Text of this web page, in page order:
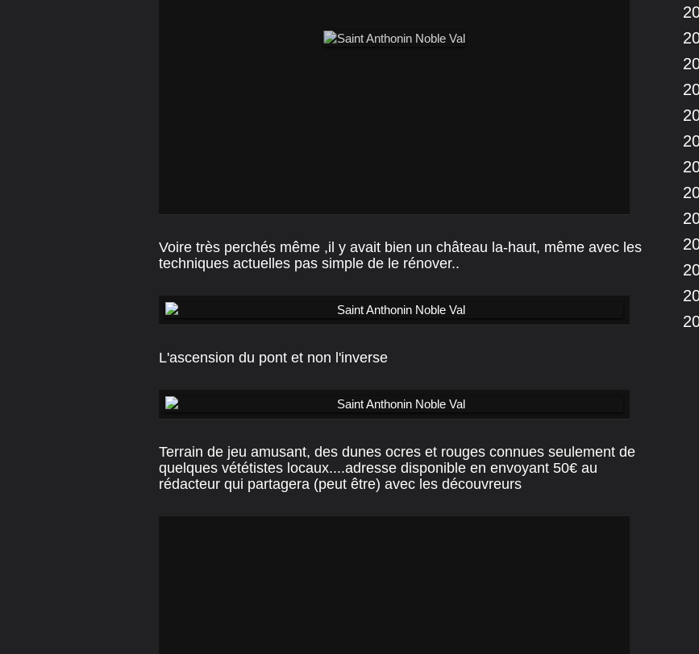
Voire très perchés même ,il y avait bien un château la-haut, même avec les
techniques actuelles pas simple de le rénover..
L'ascension du pont et non l'inverse
Terrain de jeu amusant, des dunes ocres et rouges connues seulement de
quelques vététistes locaux....adresse disponible en envoyant 50€ au
rédacteur qui partagera (peut être) avec les découvreurs